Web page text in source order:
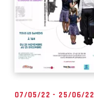
07/05/22 - 25/06/22